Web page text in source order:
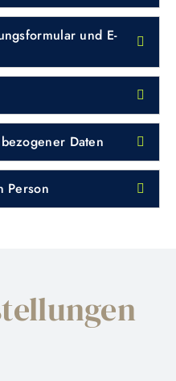
und E-
Daten
Person